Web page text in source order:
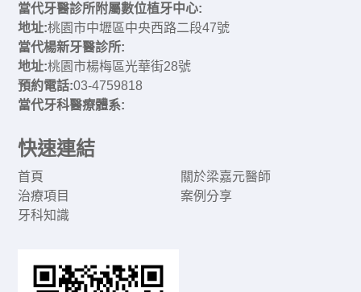
當代牙醫診所附屬數位植牙中心:
地址:桃園市中壢區中央西路二段47號
當代楊新牙醫診所:
地址:桃園市楊梅區光華街28號
預約電話:03-4759818
當代牙科醫療體系:
快速連結
首頁
關於梁嘉元醫師
治療項目
案例分享
牙科知識